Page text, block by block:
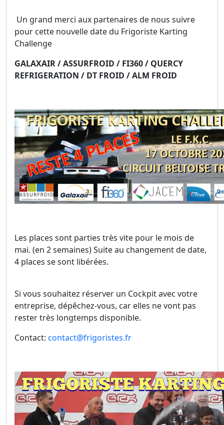
Un grand merci aux partenaires de nous suivre
pour cette nouvelle date du Frigoriste Karting
Challenge
GALAXAIR / ASSURFROID / FI360 / QUERCY
REFRIGERATION / DT FROID / ALM FROID
Les places sont parties très vite pour le mois de
mai. (en 2 semaines)Suite au changement de date,
4 places se sont libérées.
Si vous souhaitez réserver un Cockpit avec votre
entreprise, dépêchez-vous, car elles ne vont pas
rester très longtemps disponible.
Contact: contact@frigoristes.fr